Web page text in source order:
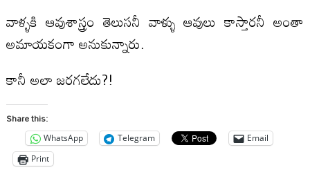
వాళ్ళకి ఆవుశాస్త్రం తెలుసనీ వాళ్ళు ఆవులు కాస్తారనీ అంతా
అమాయకంగా అనుకున్నారు.
కానీ అలా జరగలేదు?!
Share this:
WhatsApp Telegram
Email
Print